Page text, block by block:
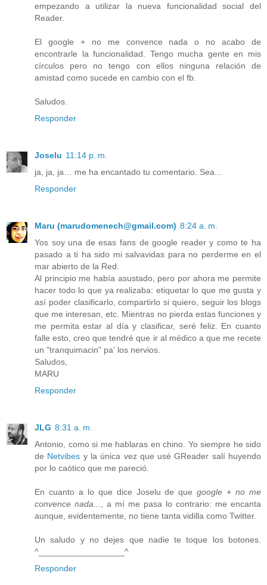
empezando a utilizar la nueva funcionalidad social del
Reader.
El google + no me convence nada o no acabo de
encontrarle la funcionalidad. Tengo mucha gente en mis
círculos pero no tengo con ellos ninguna relación de
amistad como sucede en cambio con el fb.
Saludos.
Responder
Joselu 11:14 p. m.
ja, ja, ja… me ha encantado tu comentario. Sea...
Responder
Maru (marudomenech@gmail.com) 8:24 a. m.
Yos soy una de esas fans de google reader y como te ha
pasado a ti ha sido mi salvavidas para no perderme en el
mar abierto de la Red.
Al principio me había asustado, pero por ahora me permite
hacer todo lo que ya realizaba: etiquetar lo que me gusta y
así poder clasificarlo, compartirlo si quiero, seguir los blogs
que me interesan, etc. Mientras no pierda estas funciones y
me permita estar al día y clasificar, seré feliz. En cuanto
falle esto, creo que tendré que ir al médico a que me recete
un "tranquimacin" pa' los nervios.
Saludos,
MARU
Responder
JLG 8:31 a. m.
Antonio, como si me hablaras en chino. Yo siempre he sido
de Netvibes y la única vez que usé GReader salí huyendo
por lo caótico que me pareció.
En cuanto a lo que dice Joselu de quegoogle + no me
convence nada...
, a mí me pasa lo contrario: me encanta
aunque, evidentemente, no tiene tanta vidilla como Twitter.
Un saludo y no dejes que nadie te toque los botones.
^__________________^
Responder